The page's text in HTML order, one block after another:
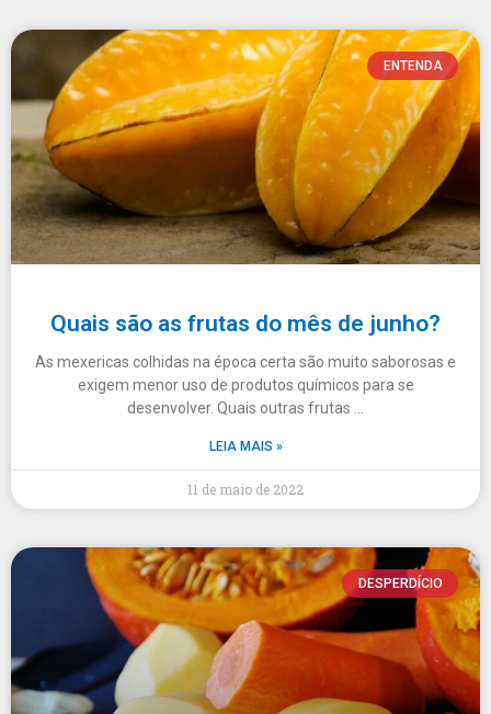
ENTENDA
Quais são as frutas do mês de junho?
As mexericas colhidas na época certa são muito saborosas e
exigem menor uso de produtos químicos para se
desenvolver. Quais outras frutas …
LEIA MAIS »
11 de maio de 2022
DESPERDÍCIO